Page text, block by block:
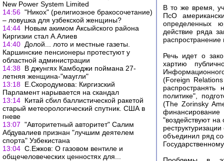
New Power System Limited
14:56 "Никох" (религиозное бракосочетание)
– ловушка для узбекской женщины?
14:44 Новым акимом Аксыйского района
Киргизии стал А.Алиев
14:40 Долой... лото и местные газеты.
Каршинские пенсионеры протестуют у
областной администрации
14:38 В джунгях Камбоджи поймана 27-
летняя женщина-"маугли"
13:18 Е.Скородумова: Киргизский
Парламент нарывается на скандал
13:14 Китай сбил баллистической ракетой
старый метеорологический спутник. США в
гневе
13:07 "Авторитетный авторитет" Салим
Абдувалиев признан "лучшим деятелем
спорта" Узбекистана
13:04 С.Ежков: О газовом вентиле и
общечеловеческих ценностях для...
В то же время,
ПсО
определенных
действие ряда
Речь идет о
хартию
(Foreign
политике",
(The Zorinsky
"воздействуют
объединил ряд